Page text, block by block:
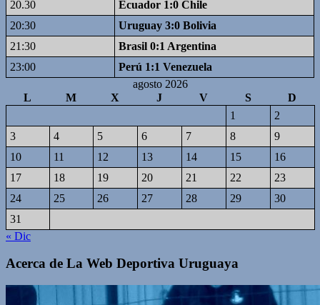
20.30
Ecuador 1:0 Chile
20:30
Uruguay 3:0 Bolivia
21:30
Brasil 0:1 Argentina
23:00
Perú 1:1 Venezuela
agosto 2026
L
M X J V S
D
1
2
3
4 5 6 7 8
9
10
11 12 13 14 15
16
17
18 19 20 21 22
23
24
25 26 27 28 29
30
31
« Dic
Acerca de La Web Deportiva Uruguaya